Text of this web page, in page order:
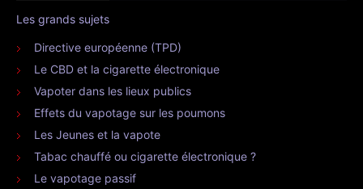
Les grands sujets
Directive européenne (TPD)
Le CBD et la cigarette électronique
Vapoter dans les lieux publics
Effets du vapotage sur les poumons
Les Jeunes et la vapote
Tabac chauffé ou cigarette électronique ?
Le vapotage passif